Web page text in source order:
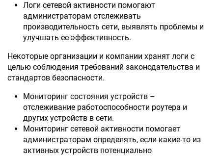
Логи сетевой активности помогают
администраторам отслеживать
производительность сети, выявлять проблемы и
улучшать ее эффективность.
Некоторые организации и компании хранят логи с
целью соблюдения требований законодательства и
стандартов безопасности.
Мониторинг состояния устройств –
отслеживание работоспособности роутера и
других устройств в сети.
Мониторинг сетевой активности помогает
администраторам определять, если какие-то из
активных устройств потенциально